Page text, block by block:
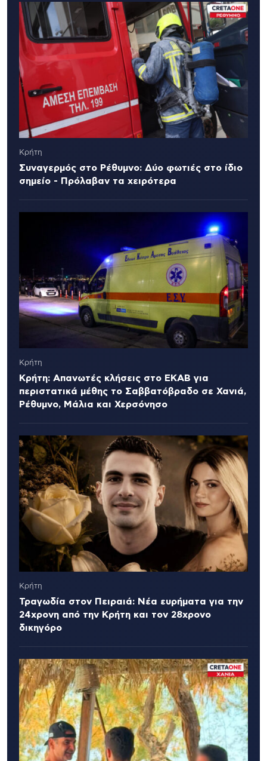
Κρήτη
Συναγερμός στο Ρέθυμνο: Δύο φωτιές στο ίδιο
σημείο - Πρόλαβαν τα χειρότερα
Κρήτη
Κρήτη: Απανωτές κλήσεις στο ΕΚΑΒ για
περιστατικά μέθης το Σαββατόβραδο σε Χανιά,
Ρέθυμνο, Μάλια και Χερσόνησο
Κρήτη
Τραγωδία στον Πειραιά: Νέα ευρήματα για την
24χρονη από την Κρήτη και τον 28χρονο
δικηγόρο